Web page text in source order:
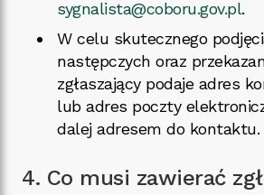
sygnalista@coboru.gov.pl.
W celu skutecznego
następczych oraz
zgłaszający podaje adres
lub adres poczty
dalej adresem do kontaktu.
4. Co musi zawierać